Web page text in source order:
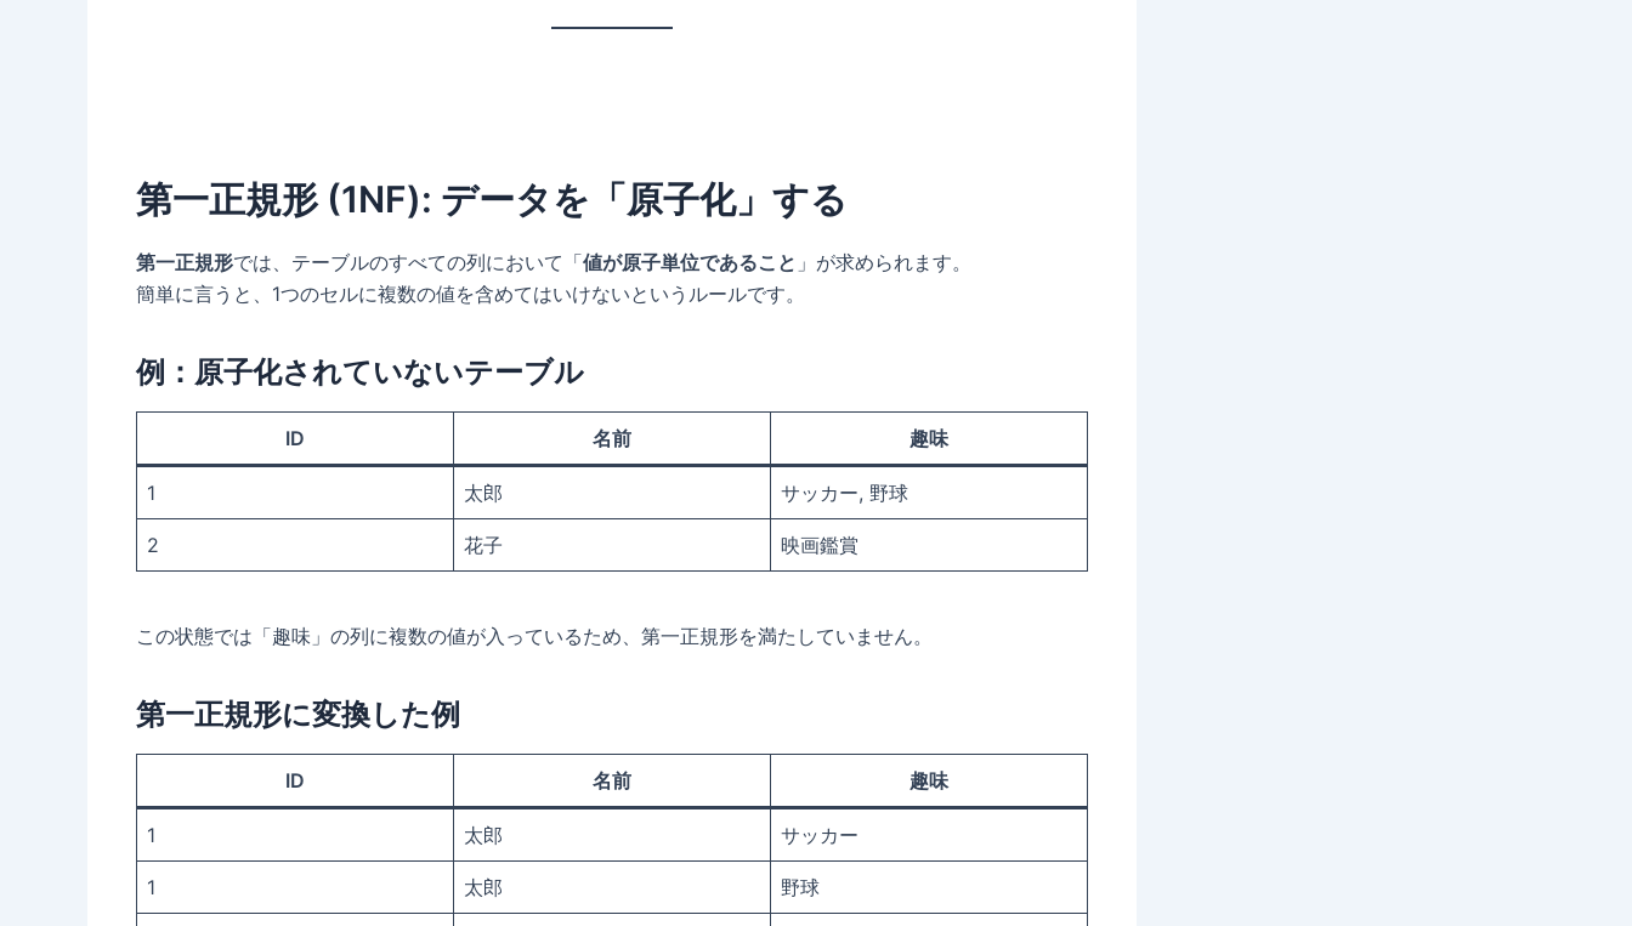
第一正規形 (1NF): データを「原子化」する
第一正規形では、テーブルのすべての列において「値が原子単位であること 」が求められます。
簡単に言うと、1つのセルに複数の値を含めてはいけないというルールです。
例：原子化されていないテーブル
ID 名前 趣味
1 太郎 サッカー, 野球
2 花子 映画鑑賞
この状態では「趣味」の列に複数の値が入っているため、第一正規形を満たしていません。
第一正規形に変換した例
ID 名前 趣味
1 太郎 サッカー
1 太郎 野球